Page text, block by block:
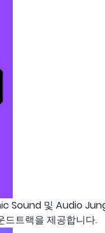
Sound 및 Audio
드트랙을 제공합니다.